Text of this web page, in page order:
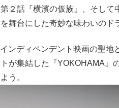
２話『横濱の仮族』、そして
舞台にした奇妙な味わいのド
ンディペンデント映画の聖地
が集結した『YOKOHAMA』
う。